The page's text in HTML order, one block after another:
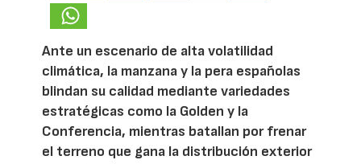
Ante un escenario de alta volatilidad
climática, la manzana y la pera españolas
blindan su calidad mediante variedades
estratégicas como la Golden y la
Conferencia, mientras batallan por frenar
el terreno que gana la distribución exterior